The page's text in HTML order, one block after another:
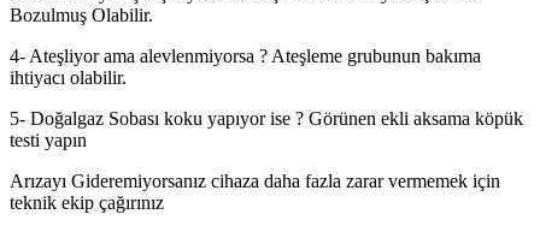
Bozulmuş Olabilir.
4- Ateşliyor ama alevlenmiyorsa ? Ateşleme grubunun bakıma
ihtiyacı olabilir.
5- Doğalgaz Sobası koku yapıyor ise ? Görünen ekli aksama köpük
testi yapın
Arızayı Gideremiyorsanız cihaza daha fazla zarar vermemek için
teknik ekip çağırınız